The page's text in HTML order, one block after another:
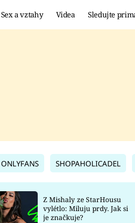
Sex a vztahy Videa Sledujte
ONLYFANS SHOPAHOLICADEL
Z Mishaly ze StarHousu
vylétlo: Miluju prdy. Jak si
je značkuje?